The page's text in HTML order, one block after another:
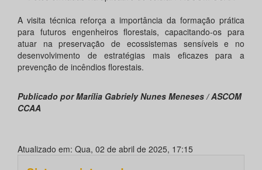
A visita técnica reforça a importância da formação prática
para futuros engenheiros florestais, capacitando-os para
atuar na preservação de ecossistemas sensíveis e no
desenvolvimento de estratégias mais eficazes para a
prevenção de incêndios florestais.
Publicado por Marília Gabriely Nunes Meneses / ASCOM
CCAA
Atualizado em: Qua, 02 de abril de 2025, 17:15